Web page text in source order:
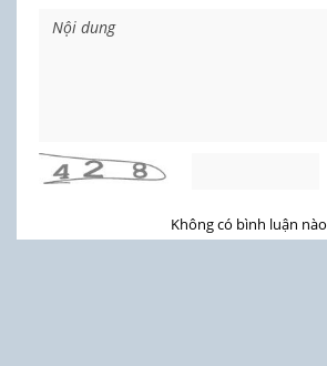
Không có bình luận nào